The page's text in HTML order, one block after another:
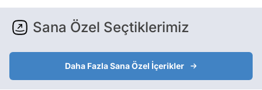
Sana Özel Seçtiklerimiz
Daha Fazla Sana Özel İçerikler